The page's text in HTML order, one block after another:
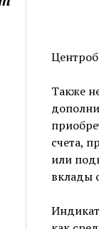
Также
счета,
или
вклады